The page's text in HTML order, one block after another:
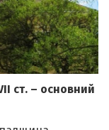
ст. – основний